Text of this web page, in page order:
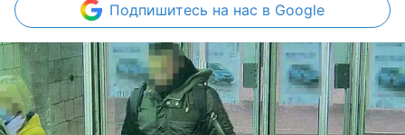
Подпишитесь на нас в Google